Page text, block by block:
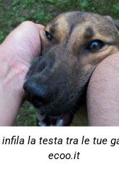
la testa tra le tue
ecoo.it